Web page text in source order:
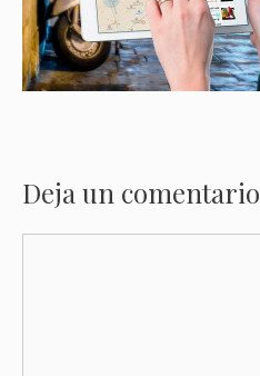
Deja un comentario